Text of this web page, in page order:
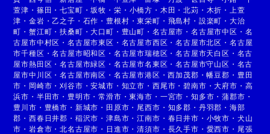
萱津 ・ 篠田 ・七宝町 ・坂牧 ・ 栄 ・ 小橋方 ・ 木田 ・北苅 ・ 木折 ・
上萱
津 ・金岩 ・乙之子 ・ 石作 ・ 豊根村 ・東栄町 ・ 飛島村 ・ 設楽町 ・ 大治
町 ・蟹江町 ・扶桑町 ・大口町 ・ 豊山町 ・ 名古屋市 ・ 名古屋市中区 ・ 名
古屋市中村区 ・名古屋市東区 ・ 名古屋市西区 ・名古屋市北区 ・ 名古屋
市千種区 ・名古屋市昭和区 ・ 名古屋市瑞穂区 ・名古屋市天白区 ・ 名古
屋市熱田区 ・名古屋市緑区 ・ 名古屋市名東区 ・名古屋市守山区 ・ 名古
屋市中川区 ・名古屋市南区 ・ 名古屋市港区 ・西加茂郡 ・幡豆郡 ・ 豊田
市 ・ 岡崎市 ・刈谷市 ・安城市 ・ 知立市 ・ 西尾市 ・碧南市 ・大府市 ・ 高
浜市 ・ 半田市 ・ 豊明市 ・常滑市 ・東海市 ・ 一宮市 ・ 知多市 ・蒲郡市 ・
豊川市 ・ 豊橋市 ・ 新城市 ・ 田原市 ・ 尾西市 ・ 知多郡 ・ 丹羽郡 ・ 海部
郡 ・西春日井郡 ・ 稲沢市 ・津島市 ・江南市 ・ 春日井市 ・ 小牧市 ・ 犬山
市 ・岩倉市 ・北名古屋市 ・ 日進市 ・清須市 ・ 長久手市 ・ 愛西市 ・ 尾張